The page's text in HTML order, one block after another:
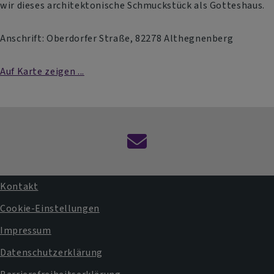
wir dieses architektonische Schmuckstück als Gotteshaus.
Anschrift: Oberdorfer Straße, 82278 Althegnenberg
Auf Karte zeigen ...
Kontaktformular
Fußbereichsmenü
Kontakt
Cookie-Einstellungen
Impressum
Datenschutzerklärung